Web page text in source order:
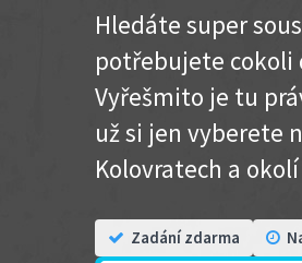
Hledáte super
potřebujete cokoli
Vyřešmito je tu
už si jen vyberete
Kolovratech a
Zadání zdarma